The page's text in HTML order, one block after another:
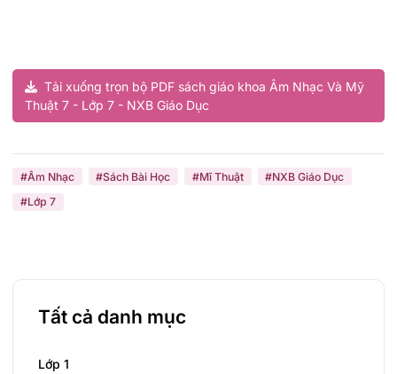
Tải xuống trọn bộ PDF sách giáo khoa Âm Nhạc Và Mỹ
Thuật 7 - Lớp 7 - NXB Giáo Dục
#Âm Nhạc #Sách Bài Học #Mĩ Thuật
#NXB Giáo Dục
#Lớp 7
Tất cả danh mục
Lớp 1